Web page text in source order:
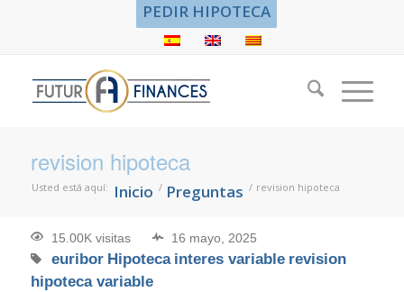
PEDIR HIPOTECA
revision hipoteca
Usted está aquí: Inicio / Preguntas / revision hipoteca
15.00K visitas 16 mayo, 2025
euribor Hipoteca interes variable revision
hipoteca variable